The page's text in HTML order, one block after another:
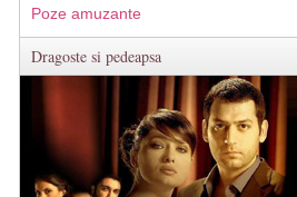
Poze amuzante
Dragoste si pedeapsa